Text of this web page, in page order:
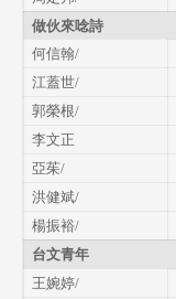
做伙來唸詩
何信翰/
江蓋世/
郭榮根/
李文正
亞茱/
洪健斌/
楊振裕/
台文青年
王婉婷/